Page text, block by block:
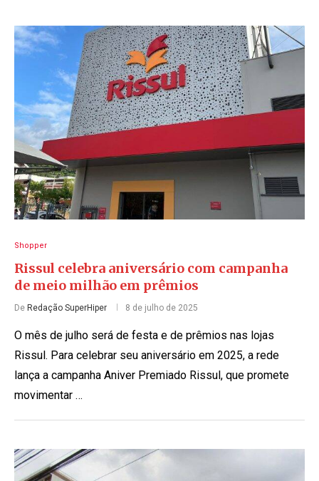
Shopper
Rissul celebra aniversário com campanha
de meio milhão em prêmios
De Redação SuperHiper 8 de julho de 2025
O mês de julho será de festa e de prêmios nas lojas
Rissul. Para celebrar seu aniversário em 2025, a rede
lança a campanha Aniver Premiado Rissul, que promete
movimentar …